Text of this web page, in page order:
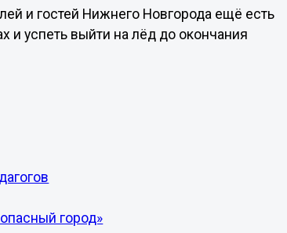
и гостей Нижнего Новгорода ещё есть
успеть выйти на лёд до окончания
город»